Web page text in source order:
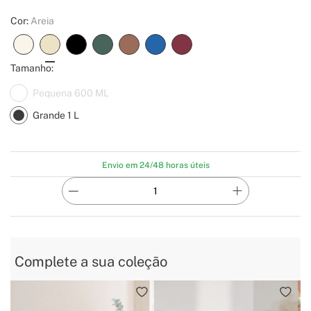
Cor: Areia
Tamanho:
Pequena 600 ML
Grande 1 L
Envio em 24/48 horas úteis
Complete a sua coleção